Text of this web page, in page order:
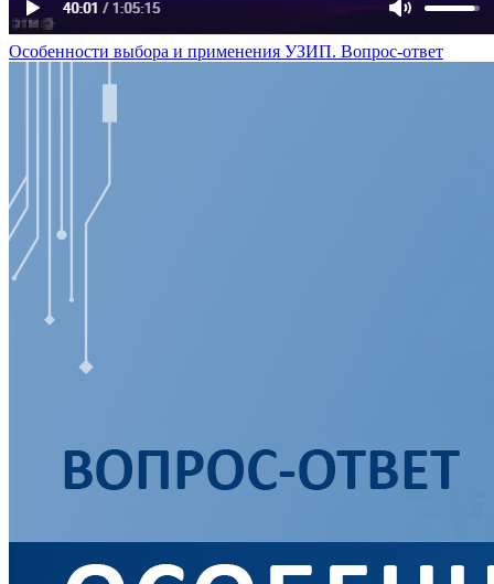
Особенности выбора и применения УЗИП. Вопрос-ответ